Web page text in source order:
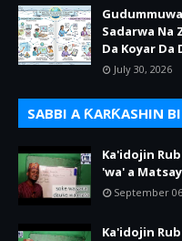
Sadarwa Na
Da Koyar Da
July 30, 2026
SABBI A ƘARƘASHIN
Ka'idojin
'wa' a
September
Ka'idojin